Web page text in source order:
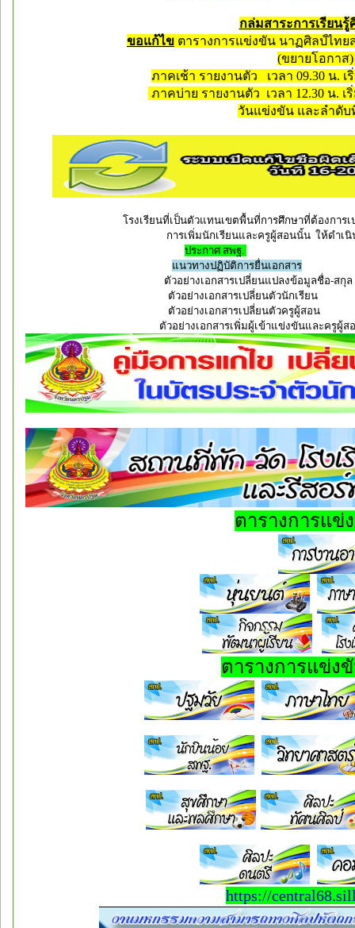
กล่มสาระการเรียน
ขอแก้ไข ตารางการแข่งขัน นาฏศิลป์ไทย
(ขยายโอกาส
ภาคเช้า รายงานตัว เวลา 09.30 น. เ
ภาคบ่าย รายงานตัว เวลา 12.30 น.
วันแข่งขัน และลำดับ
โรงเรียนที่เป็นตัวแทนเขตพื้นที่การศึกษาที่ต้องการ
การเพิ่มนักเรียนและครูผู้สอนนั้น ให้ดำเนิ
ประกาศ สพฐ.
แนวทางปฏิบัติการยื่นเอกสาร
ตัวอย่างเอกสารเปลี่ยนแปลงข้อมูลชื่
ตัวอย่างเอกสารเปลี่ยนตัวนัก
ตัวอย่างเอกสารเปลี่ยนตัวครู
ตัวอย่างเอกสารเพิ่มผู้เข้าแข่งขันและ
ตารางการแข่
ตารางการแข่ง
https://